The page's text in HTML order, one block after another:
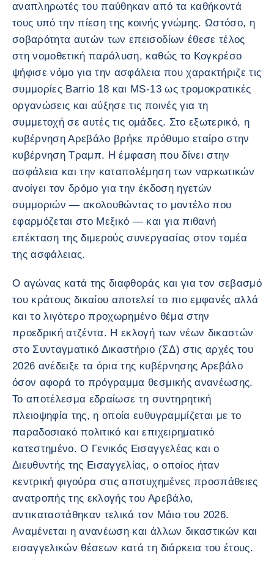
αναπληρωτές του παύθηκαν από τα καθήκοντά
τους υπό την πίεση της κοινής γνώμης. Ωστόσο, η
σοβαρότητα αυτών των επεισοδίων έθεσε τέλος
στη νομοθετική παράλυση, καθώς το Κογκρέσο
ψήφισε νόμο για την ασφάλεια που χαρακτήριζε τις
συμμορίες Barrio 18 και MS-13 ως τρομοκρατικές
οργανώσεις και αύξησε τις ποινές για τη
συμμετοχή σε αυτές τις ομάδες. Στο εξωτερικό, η
κυβέρνηση Αρεβάλο βρήκε πρόθυμο εταίρο στην
κυβέρνηση Τραμπ. Η έμφαση που δίνει στην
ασφάλεια και την καταπολέμηση των ναρκωτικών
ανοίγει τον δρόμο για την έκδοση ηγετών
συμμοριών — ακολουθώντας το μοντέλο που
εφαρμόζεται στο Μεξικό — και για πιθανή
επέκταση της διμερούς συνεργασίας στον τομέα
της ασφάλειας.
Ο αγώνας κατά της διαφθοράς και για τον σεβασμό
του κράτους δικαίου αποτελεί το πιο εμφανές αλλά
και το λιγότερο προχωρημένο θέμα στην
προεδρική ατζέντα. Η εκλογή των νέων δικαστών
στο Συνταγματικό Δικαστήριο (ΣΔ) στις αρχές του
2026 ανέδειξε τα όρια της κυβέρνησης Αρεβάλο
όσον αφορά το πρόγραμμα θεσμικής ανανέωσης.
Το αποτέλεσμα εδραίωσε τη συντηρητική
πλειοψηφία της, η οποία ευθυγραμμίζεται με το
παραδοσιακό πολιτικό και επιχειρηματικό
κατεστημένο. Ο Γενικός Εισαγγελέας και ο
Διευθυντής της Εισαγγελίας, ο οποίος ήταν
κεντρική φιγούρα στις αποτυχημένες προσπάθειες
ανατροπής της εκλογής του Αρεβάλο,
αντικαταστάθηκαν τελικά τον Μάιο του 2026.
Αναμένεται η ανανέωση και άλλων δικαστικών και
εισαγγελικών θέσεων κατά τη διάρκεια του έτους.